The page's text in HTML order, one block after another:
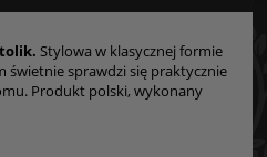
Stylowa w klasycznej formie
świetnie sprawdzi się praktycznie
Produkt polski, wykonany